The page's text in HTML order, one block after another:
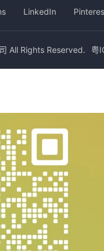
LinkedIn
All Rights Reserved. 粤